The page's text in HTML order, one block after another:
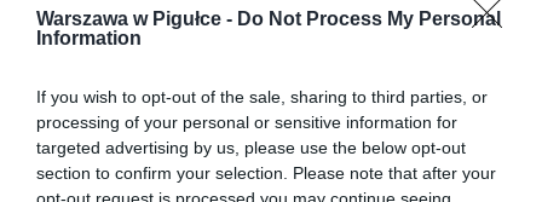
Warszawa w Pigułce - Do Not Process My Personal
Information
If you wish to opt-out of the sale, sharing to third parties, or
processing of your personal or sensitive information for
targeted advertising by us, please use the below opt-out
section to confirm your selection. Please note that after your
opt-out request is processed you may continue seeing